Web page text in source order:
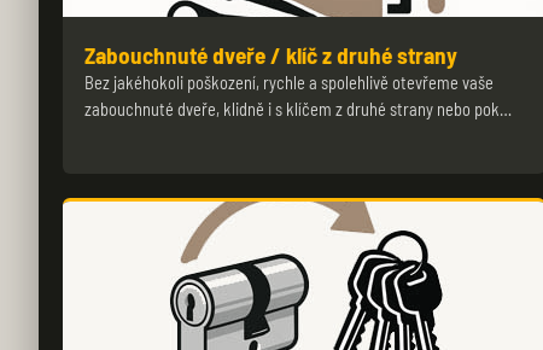
Zabouchnuté dveře / klíč z druhé strany
Bez jakéhokoli poškození, rychle a spolehlivě otevřeme vaše
zabouchnuté dveře, klidně i s klíčem z druhé strany nebo pok…